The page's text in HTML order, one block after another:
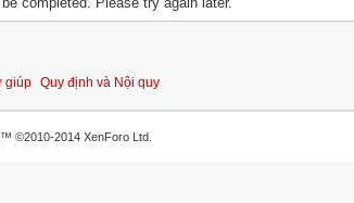
giúp Quy định và Nội quy
©2010-2014 XenForo Ltd.